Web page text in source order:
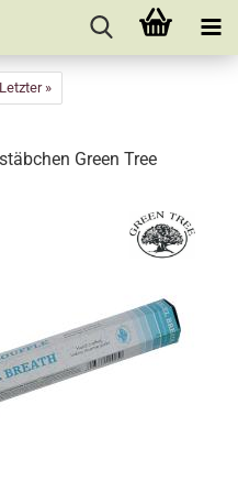
Letzter »
Green Tree